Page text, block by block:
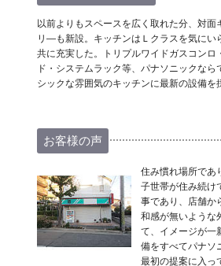
以前よりもスペースを広く取れた分、対面
リ―も新設。キッチンはＬクラスを気にい
共に充実した。トリプルワイドガスコンロ
ド・システムラック等、パナソニックなら
シックな雰囲気のキッチンに最新の設備を
お客様の声
住み慣れ場所であ
子世帯が住み続け
事であり、店舗か
和感が無いような
て、イメージが一
備をすべてパナソ
最初の提案に入っ